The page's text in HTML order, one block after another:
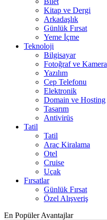
Kitap ve Dergi
Arkadaşlık
Günlük Fırsat
Yeme İçme
Teknoloji
Bilgisayar
Fotoğraf ve Kamera
Yazılım
Cep Telefonu
Elektronik
Domain ve Hosting
Tasarım
Antivirüs
Tatil
Tatil
Araç Kiralama
Otel
Cruise
Uçak
Fırsatlar
Günlük Fırsat
Özel Alışveriş
En Popüler Avantajlar